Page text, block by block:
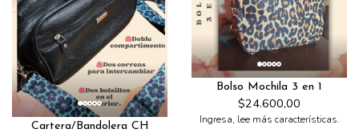
Cartera/Bandolera CH
Bolso Mochila 3 en 1
$24.600,00
Ingresa, lee más características.